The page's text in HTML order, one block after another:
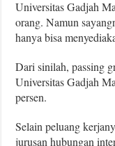
Universitas Gadjah
orang. Namun
hanya bisa
Dari sinilah, passing
Universitas Gadjah
persen.
Selain peluang
jurusan hubungan